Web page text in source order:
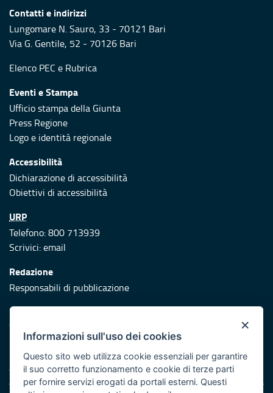
Contatti e indirizzi
Lungomare N. Sauro, 33 - 70121 Bari
Via G. Gentile, 52 - 70126 Bari
Elenco PEC e Rubrica
Eventi e Stampa
Ufficio stampa della Giunta
Press Regione
Logo e identità regionale
Accessibilità
Dichiarazione di accessibilità
Obiettivi di accessibilità
URP
Telefono: 800 713939
Scrivici:email
Redazione
Responsabili di pubblicazione
Protezione civile
Vai al sito di Protezione Civile Puglia
Iniziativa finanziata con risorse del POR Puglia 2014/2020 -
Asse XI
×
Informazioni sull'uso dei cookies
Questo sito web utilizza cookie essenziali per garantire
il suo corretto funzionamento e cookie di terze parti
per fornire servizi erogati da portali esterni. Questi